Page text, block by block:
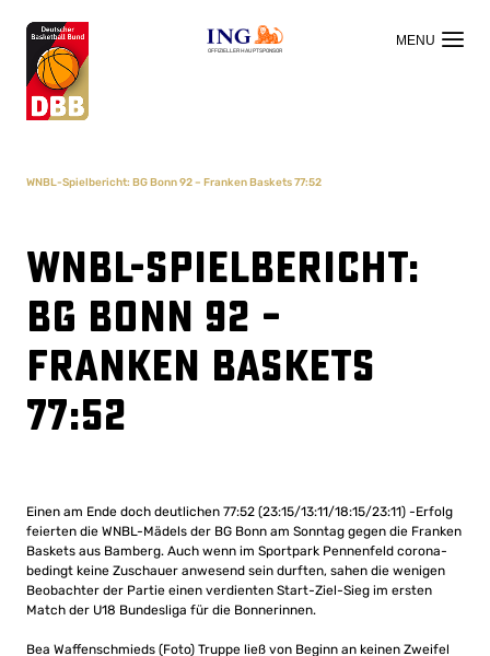
OFFIZIELLER HAUPTSPONSOR
WNBL-Spielbericht: BG Bonn 92 – Franken Baskets 77:52
WNBL-Spielbericht:
BG Bonn 92 –
Franken Baskets
77:52
Einen am Ende doch deutlichen 77:52 (23:15/13:11/18:15/23:11) -Erfolg
feierten die WNBL-Mädels der BG Bonn am Sonntag gegen die Franken
Baskets aus Bamberg. Auch wenn im Sportpark Pennenfeld corona-
bedingt keine Zuschauer anwesend sein durften, sahen die wenigen
Beobachter der Partie einen verdienten Start-Ziel-Sieg im ersten
Match der U18 Bundesliga für die Bonnerinnen.
Bea Waffenschmieds (Foto) Truppe ließ von Beginn an keinen Zweifel